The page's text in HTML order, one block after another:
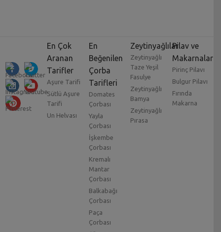
En Çok
Aranan
Tarifler
Aşure Tarifi
Sütlü Aşure
Tarifi
Un Helvası
En
Beğenilen
Çorba
Tarifleri
Domates
Çorbası
Yayla
Çorbası
İşkembe
Çorbası
Kremalı
Mantar
Çorbası
Balkabağı
Çorbası
Paça
Çorbası
Zeytinyağlılar
Zeytinyağlı
Taze Yeşil
Fasulye
Zeytinyağlı
Bamya
Zeytinyağlı
Pırasa
Pilav ve
Makarnalar
Pirinç Pilavı
Bulgur Pilavı
Fırında
Makarna